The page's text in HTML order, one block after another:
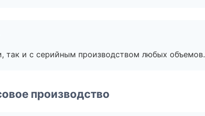
так и с серийным производством любых объемов.
производство